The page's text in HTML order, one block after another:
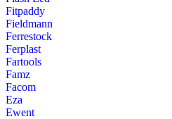
Fitpaddy
Fieldmann
Ferrestock
Ferplast
Fartools
Famz
Facom
Eza
Ewent